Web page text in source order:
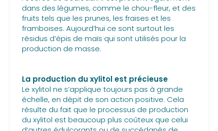
dans des légumes, comme le chou-fleur, et des
fruits tels que les prunes, les fraises et les
framboises. Aujourd’hui ce sont surtout les
résidus d’épis de maïs qui sont utilisés pour la
production de masse.
La production du xylitol est précieuse
Le xylitol ne s’applique toujours pas à grande
échelle, en dépit de son action positive. Cela
résulte du fait que le processus de production
du xylitol est beaucoup plus coûteux que celui